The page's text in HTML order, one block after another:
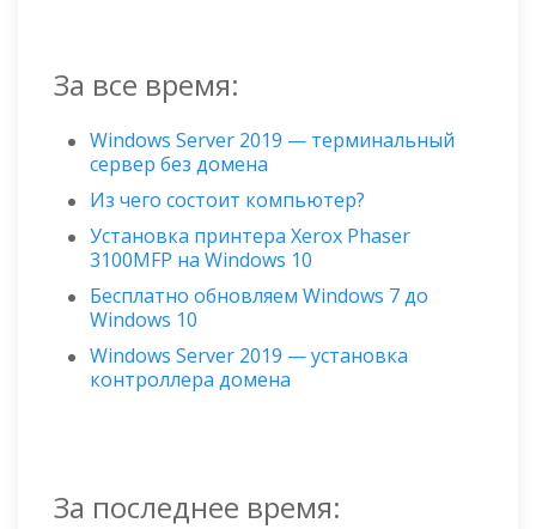
За все время:
Windows Server 2019 — терминальный
сервер без домена
Из чего состоит компьютер?
Установка принтера Xerox Phaser
3100MFP на Windows 10
Бесплатно обновляем Windows 7 до
Windows 10
Windows Server 2019 — установка
контроллера домена
За последнее время: